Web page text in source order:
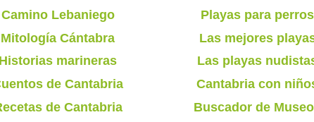
Camino Lebaniego
Mitología Cántabra
marineras
de Cantabria
de Cantabria
Playas para perros
Las mejores
Las playas
Cantabria con
Buscador de